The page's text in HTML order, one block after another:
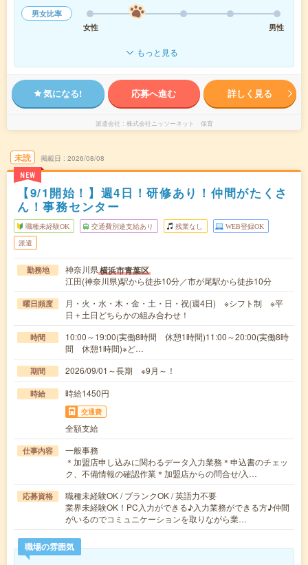
男女比率
女性
男性
もっと見る
気になる! 応募へ進む 詳しく見る
派遣会社 株式会社ニッソーネット 保育
未読
NEW
掲載日 2026/08/08
【9/1開始！】週4日！研修あり！仲間がたくさ
ん！事務センター
職種未経験OK 交通費別途支給あり 残業なし WEB登録OK
派遣
勤務地 神奈川県横浜市青葉区
江田(神奈川県)駅から徒歩10分／市が尾駅から徒歩10分
曜日頻度
月・火・水・木・金・土・日・祝(週4日) ※シフト制 ※平
日＋土日どちらかの組み合わせ！
時間
10:00～19:00(実働8時間 休憩1時間)11:00～20:00(実働8時
間 休憩1時間)※ど…
期間 2026/09/01～長期 ※9月～！
時給 時給1450円
交通費
全額支給
仕事内容
一般事務
＊加盟店申し込みに関わるデータ入力業務＊申込書のチェッ
ク、不備情報の確認作業＊加盟店からの問合せ/入…
応募資格
職種未経験OK / ブランクOK / 英語力不要
業界未経験OK！PC入力ができる♪入力業務ができる方♪仲間
がいるのでコミュニケーションを取りながら業…
職場の雰囲気